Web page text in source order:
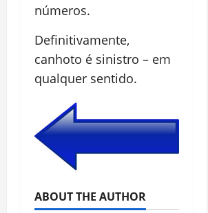
números.
Definitivamente,
canhoto é sinistro – em
qualquer sentido.
ABOUT THE AUTHOR